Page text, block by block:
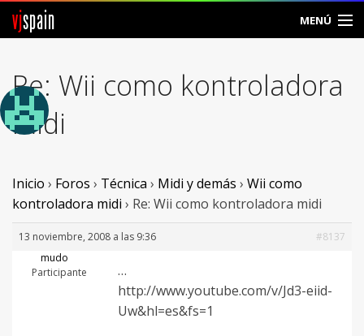
vjspain MENÚ
Foros
Noticias
Vjspain
Ayuda
Contacto
Re: Wii como kontroladora
midi
Inicio › Foros › Técnica › Midi y demás › Wii como
kontroladora midi › Re: Wii como kontroladora midi
13 noviembre, 2008 a las 9:36
#8137
mudo
Participante
…
http://www.youtube.com/v/Jd3-eiid-
Uw&hl=es&fs=1